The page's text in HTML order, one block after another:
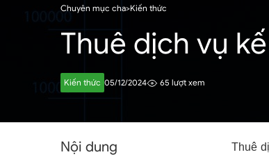
Chuyên mục cha>Kiến thức
Thuê dịch vụ
Kiến thức 05/12/2024 65 lượt xem
Nội dung
Thuê